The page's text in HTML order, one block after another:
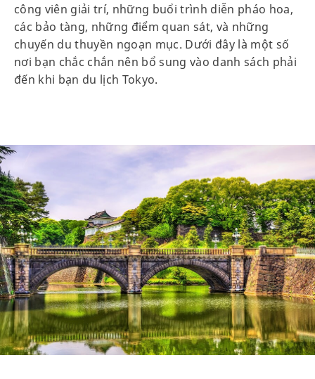
công viên giải trí, những buổi trình diễn pháo hoa,
các bảo tàng, những điểm quan sát, và những
chuyến du thuyền ngoạn mục. Dưới đây là một số
nơi bạn chắc chắn nên bổ sung vào danh sách phải
đến khi bạn du lịch Tokyo.